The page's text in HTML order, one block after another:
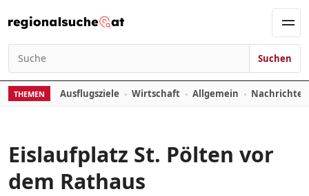
Suchen nach:
Suchen
THEMEN Ausflugsziele Wirtschaft Allgemein
Eislaufplatz St. Pölten vor
dem Rathaus